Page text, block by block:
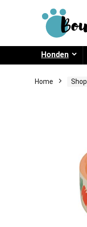
Honden
Home Shop